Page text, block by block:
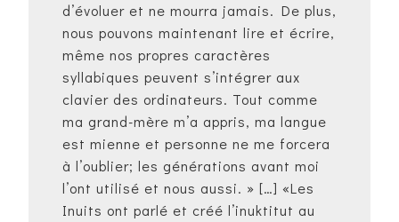
d’évoluer et ne mourra jamais. De plus,
nous pouvons maintenant lire et écrire,
même nos propres caractères
syllabiques peuvent s’intégrer aux
clavier des ordinateurs. Tout comme
ma grand-mère m’a appris, ma langue
est mienne et personne ne me forcera
à l’oublier; les générations avant moi
l’ont utilisé et nous aussi. » […] «Les
Inuits ont parlé et créé l’inuktitut au